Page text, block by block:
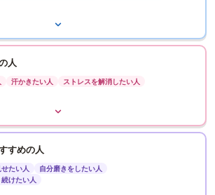
人
汗かきたい人 ストレスを解消したい人
すめの人
たい人
自分磨きをしたい人
けたい人